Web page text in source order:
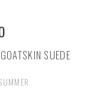
SUEDE